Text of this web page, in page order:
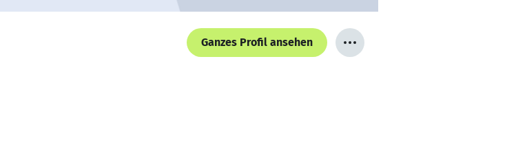
Ganzes Profil ansehen